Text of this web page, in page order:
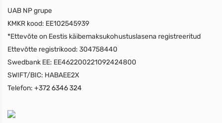
UAB NP grupe
KMKR kood: EE102545939
*Ettevõte on Eestis käibemaksukohustuslasena registreeritud
Ettevõtte registrikood: 304758440
Swedbank EE: EE462200221092424800
SWIFT/BIC: HABAEE2X
Telefon: +372 6346 324